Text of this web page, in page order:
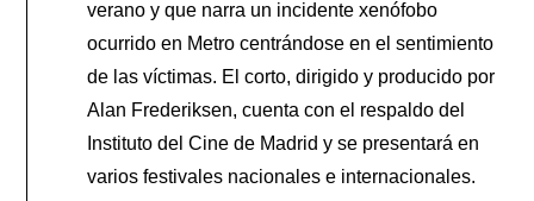
verano y que narra un incidente xenófobo
ocurrido en Metro centrándose en el sentimiento
de las víctimas. El corto, dirigido y producido por
Alan Frederiksen, cuenta con el respaldo del
Instituto del Cine de Madrid y se presentará en
varios festivales nacionales e internacionales.